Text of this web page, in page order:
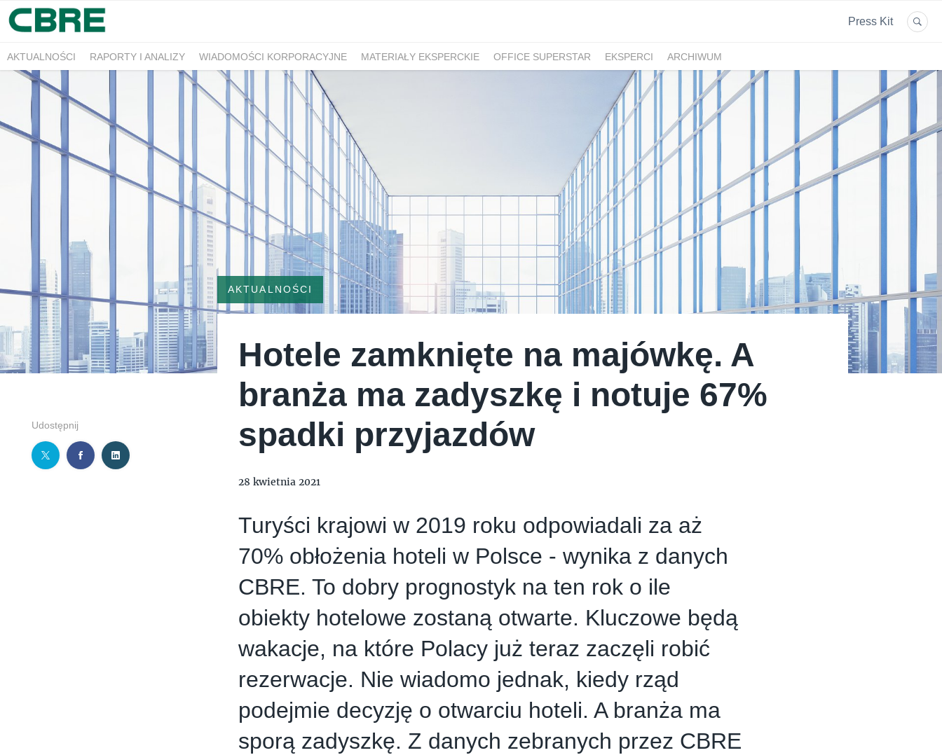
Press Kit
AKTUALNOŚCI RAPORTY I ANALIZY WIADOMOŚCI KORPORACYJNE MATERIAŁY EKSPERCKIE OFFICE SUPERSTAR EKSPERCI ARCHIWUM
Udostępnij
AKTUALNOŚCI
Hotele zamknięte na majówkę. A
branża ma zadyszkę i notuje 67%
spadki przyjazdów
28 kwietnia 2021
Turyści krajowi w 2019 roku odpowiadali za aż
70% obłożenia hoteli w Polsce - wynika z danych
CBRE. To dobry prognostyk na ten rok o ile
obiekty hotelowe zostaną otwarte. Kluczowe będą
wakacje, na które Polacy już teraz zaczęli robić
rezerwacje. Nie wiadomo jednak, kiedy rząd
podejmie decyzję o otwarciu hoteli. A branża ma
sporą zadyszkę. Z danych zebranych przez CBRE